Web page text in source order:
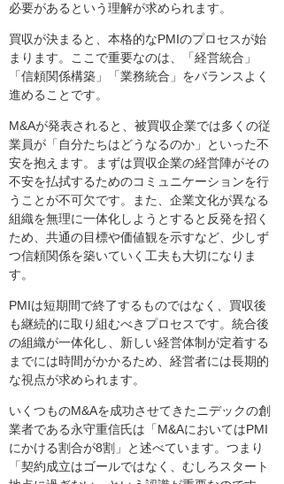
必要があるという理解が求められます。
買収が決まると、本格的なPMIのプロセスが始
まります。ここで重要なのは、「経営統合」
「信頼関係構築」「業務統合」をバランスよく
進めることです。
M&Aが発表されると、被買収企業では多くの従
業員が「自分たちはどうなるのか」といった不
安を抱えます。まずは買収企業の経営陣がその
不安を払拭するためのコミュニケーションを行
うことが不可欠です。また、企業文化が異なる
組織を無理に一体化しようとすると反発を招く
ため、共通の目標や価値観を示すなど、少しず
つ信頼関係を築いていく工夫も大切になりま
す。
PMIは短期間で終了するものではなく、買収後
も継続的に取り組むべきプロセスです。統合後
の組織が一体化し、新しい経営体制が定着する
までには時間がかかるため、経営者には長期的
な視点が求められます。
いくつものM&Aを成功させてきたニデックの創
業者である永守重信氏は「M&AにおいてはPMI
にかける割合が8割」と述べています。つまり
「契約成立はゴールではなく、むしろスタート